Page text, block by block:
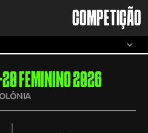
COMPETIÇÃO
FEMININO 2026